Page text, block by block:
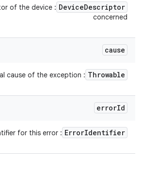
DeviceDescriptor
of the device
concerned
cause
Throwable
: The original cause of the exception
errorId
ErrorIdentifier
: the error identifier for this error.